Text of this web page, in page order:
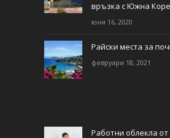
връзка с Южна
юни 16, 2020
Райски места за
февруари 18, 2021
Работни облекла